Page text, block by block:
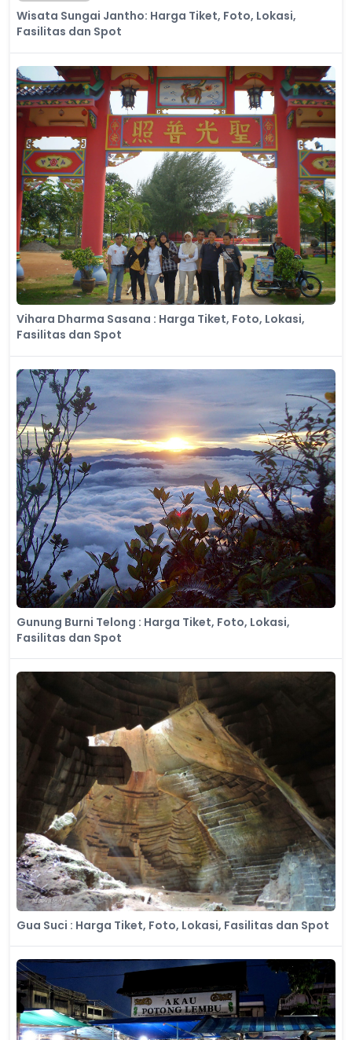
Wisata Sungai Jantho: Harga Tiket, Foto, Lokasi,
Fasilitas dan Spot
Vihara Dharma Sasana : Harga Tiket, Foto, Lokasi,
Fasilitas dan Spot
Gunung Burni Telong : Harga Tiket, Foto, Lokasi,
Fasilitas dan Spot
Gua Suci : Harga Tiket, Foto, Lokasi, Fasilitas dan Spot